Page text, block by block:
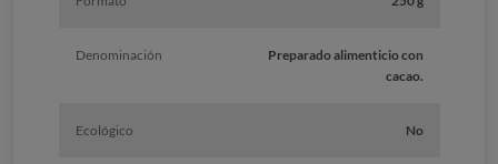
Denominación
Preparado alimenticio con
cacao.
Ecológico No